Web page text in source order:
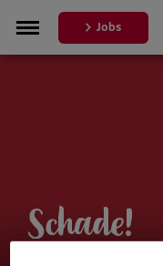
Jobs
Schade!